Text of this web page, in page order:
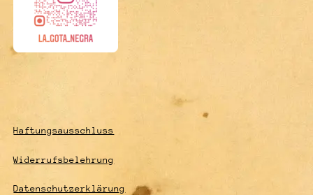
Haftungsausschluss
Widerrufsbelehrung
Datenschutzerklärung